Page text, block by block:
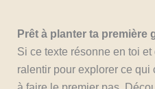
Prêt à planter ta première
Si ce texte résonne en toi
ralentir pour explorer ce qui